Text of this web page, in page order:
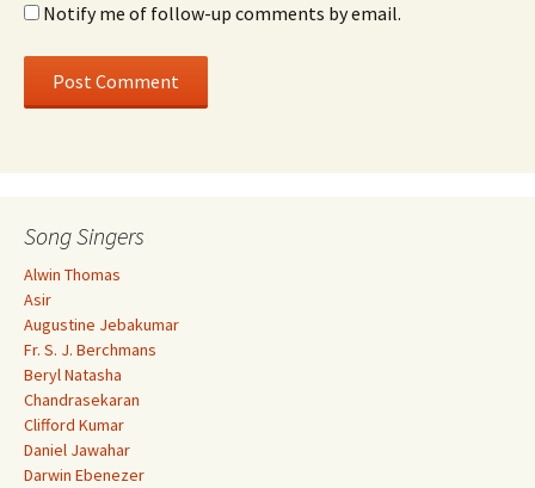
Notify me of follow-up comments by email.
Song Singers
Alwin Thomas
Asir
Augustine Jebakumar
Fr. S. J. Berchmans
Beryl Natasha
Chandrasekaran
Clifford Kumar
Daniel Jawahar
Darwin Ebenezer